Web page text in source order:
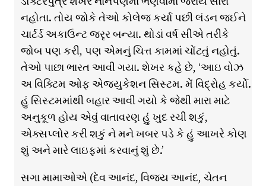
નહોતા. તોય જોકે તેઓ કોલેજ કર્યા પછી લંડન જઈને
ચાર્ટર્ડ અકાઉન્ટ જરૃર બન્યા. થોડાં વર્ષ સીએ તરીકે
જોબ પણ કરી, પણ એમનું ચિત્ત કામમાં ચોંટતું નહોતું.
તેઓ પાછા ભારત આવી ગયા. શેખર કહે છે, ‘આઇ વોઝ
અ વિક્ટિમ ઓફ એજ્યુકેશન સિસ્ટમ. મેં વિદ્રોહ કર્યો.
હું સિસ્ટમમાંથી બહાર આવી ગયો કે જેથી મારા માટે
અનુકૂળ હોય એવું વાતાવરણ હું ખુદ રચી શકું,
એક્સપ્લોર કરી શકું ને મને ખબર પડે કે હું આખરે કોણ
શું અને મારે લાઇફમાં કરવાનું શું છે.’
સગા મામાઓએ (દેવ આનંદ, વિજય આનંદ, ચેતન